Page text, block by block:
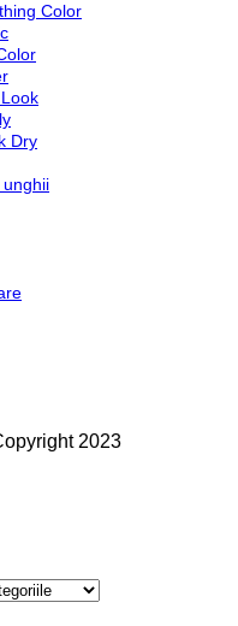
Color
Dry
2023